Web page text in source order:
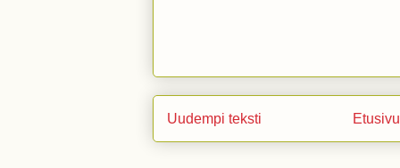
Uudempi teksti Etusivu